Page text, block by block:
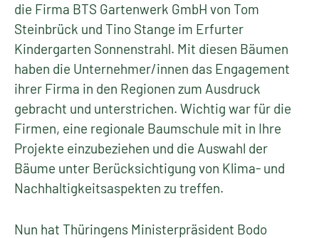
die Firma BTS Gartenwerk GmbH von Tom
Steinbrück und Tino Stange im Erfurter
Kindergarten Sonnenstrahl. Mit diesen Bäumen
haben die Unternehmer/innen das Engagement
ihrer Firma in den Regionen zum Ausdruck
gebracht und unterstrichen. Wichtig war für die
Firmen, eine regionale Baumschule mit in Ihre
Projekte einzubeziehen und die Auswahl der
Bäume unter Berücksichtigung von Klima- und
Nachhaltigkeitsaspekten zu treffen.
Nun hat Thüringens Ministerpräsident Bodo